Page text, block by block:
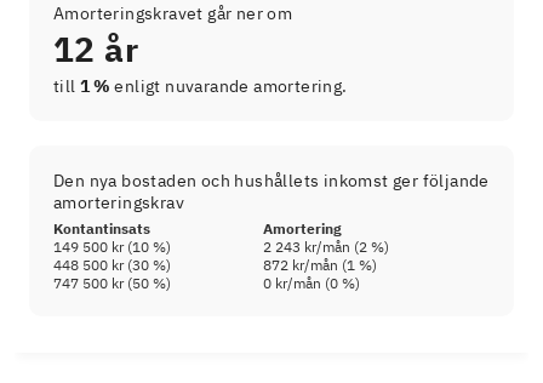
Amorteringskravet går ner om
12 år
till 1 % enligt nuvarande amortering.
Den nya bostaden och hushållets inkomst ger följande
amorteringskrav
Kontantinsats
Amortering
149 500 kr(10 %) 2 243 kr/mån (2 %)
448 500 kr(30 %) 872 kr/mån (1 %)
747 500 kr(50 %) 0 kr/mån (0 %)